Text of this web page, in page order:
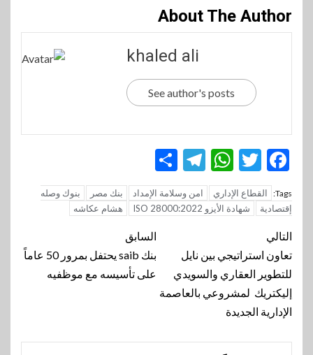
About The Author
khaled ali
See author's posts
Facebook
Twitter
WhatsApp
Telegram
Tags: القطاع الإداري امن وسلامة الإمداد بنك مصر
بنوك وصله
إقتصادية
شهادة الأيزو ISO 28000:2022 هشام عكاشه
تنقل
المقالة
السابق
بنك saib يحتفل بمرور 50 عاماً
على تأسيسه مع موظفيه
التالي
تعاون استراتيجي بين نايل
للتطوير العقاري والسويدي
إليكتريك لمشروعي بالعاصمة
الإدارية الجديدة